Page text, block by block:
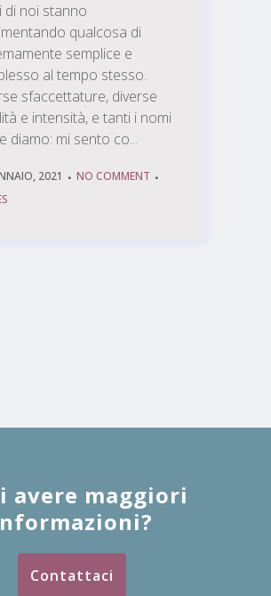
di noi stanno
qualcosa di
semplice e
al tempo stesso.
sfaccettature, diverse
e intensità, e tanti i nomi
diamo: mi sento co...
2021
NO COMMENT
avere maggiori
Contattaci